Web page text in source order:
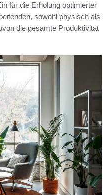
für die Erholung optimierter
sowohl physisch als
die gesamte Produktivität